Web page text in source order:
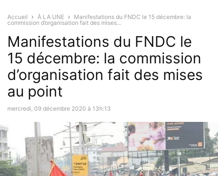
Accueil À LA UNE
Manifestations du FNDC le 15 décembre: la
commission d’organisation fait des mises...
Manifestations du FNDC le
15 décembre: la commission
d’organisation fait des mises
au point
mercredi, 09 décembre 2020 à 13h:13